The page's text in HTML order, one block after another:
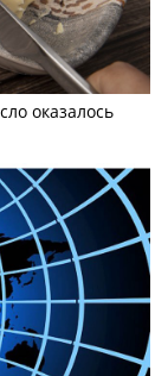
оказалось